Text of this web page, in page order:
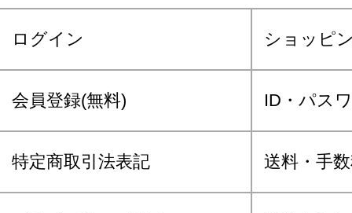
ログイン ショッピ
会員登録(無料) ID・パス
特定商取引法表記 送料・手